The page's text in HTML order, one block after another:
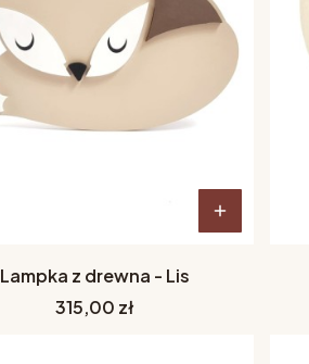
Lampka z drewna - Lis
Cena
315,00 zł